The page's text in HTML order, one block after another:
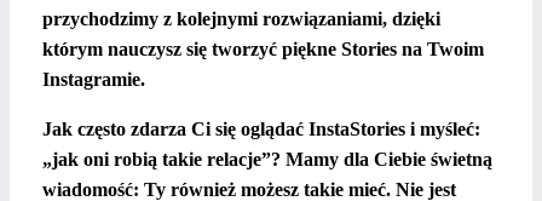
przychodzimy z kolejnymi rozwiązaniami, dzięki
którym nauczysz się tworzyć piękne Stories na Twoim
Instagramie.
Jak często zdarza Ci się oglądać InstaStories i myśleć:
„jak oni robią takie relacje”? Mamy dla Ciebie świetną
wiadomość: Ty również możesz takie mieć. Nie jest